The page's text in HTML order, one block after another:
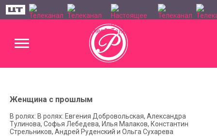
Женщина с прошлым
В ролях: В ролях: Евгения Добровольская, Александра
Тулинова, Софья Лебедева, Илья Малаков, Константин
Стрельников, Андрей Руденский и Ольга Сухарева